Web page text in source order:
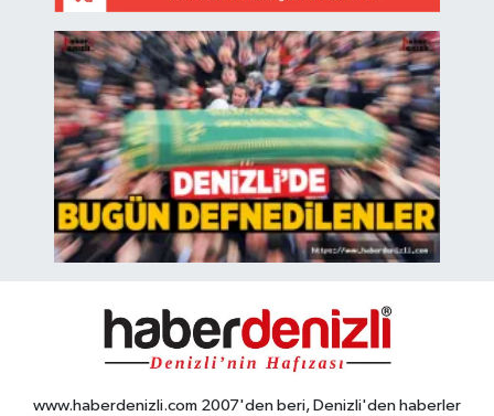
www.haberdenizli.com 2007'den beri, Denizli'den haberler